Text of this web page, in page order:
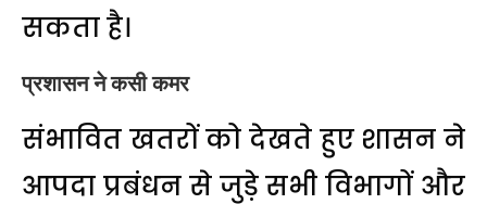
सकता है।
प्रशासन ने कसी कमर
संभावित खतरों को देखते हुए शासन ने
आपदा प्रबंधन से जुड़े सभी विभागों और